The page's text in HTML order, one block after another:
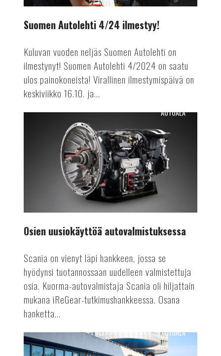
Suomen Autolehti 4/24 ilmestyy!
Kuluvan vuoden neljäs Suomen Autolehti on
ilmestynyt! Suomen Autolehti 4/2024 on saatu
ulos painokoneista! Virallinen ilmestymispäivä on
keskiviikko 16.10. ja...
autovalmistuksessa
AUTOALA
Osien uusiokäyttöä autovalmistuksessa
Scania on vienyt läpi hankkeen, jossa se
hyödynsi tuotannossaan uudelleen valmistettuja
osia. Kuorma-autovalmistaja Scania oli hiljattain
mukana iReGear-tutkimushankkeessa. Osana
hanketta...
Vetyautoa
sarjatuotantoon
AUTOALA